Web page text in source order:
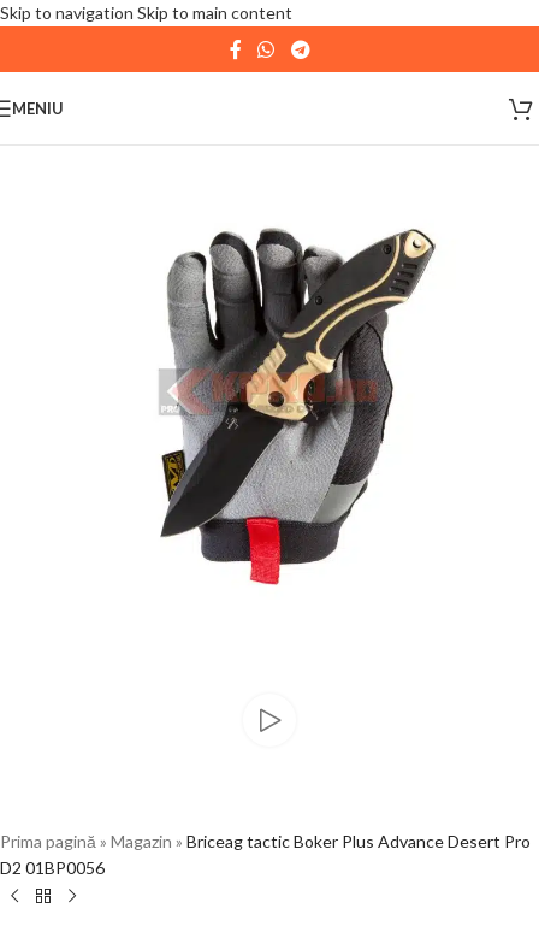
Skip to navigation Skip to main content
| 📦 Program livrari|In perioada11 August - 18
August,
MENIU
Prima pagină » Magazin » Briceag tactic Boker Plus Advance Desert Pro
D2 01BP0056